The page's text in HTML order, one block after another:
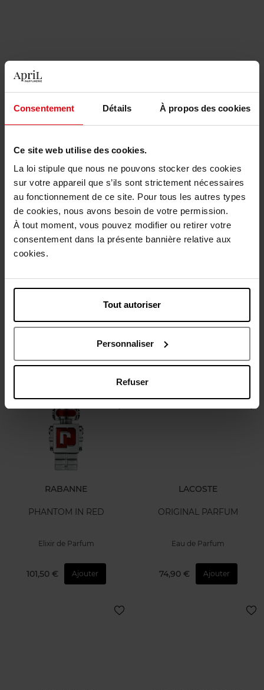
Consentement Détails À propos des cookies
Ce site web utilise des cookies.
La loi stipule que nous ne pouvons stocker des cookies
sur votre appareil que s’ils sont strictement nécessaires
au fonctionnement de ce site. Pour tous les autres types
de cookies, nous avons besoin de votre permission.
À tout moment, vous pouvez modifier ou retirer votre
consentement dans la présente bannière relative aux
cookies.
Tout autoriser
Personnaliser
Refuser
Stronger With You
106,90 € Ajouter
Y Iced Cologne Eau de
117,50 € Ajouter
RABANNE
PHANTOM IN RED
Elixir de Parfum
101,50 € Ajouter
LACOSTE
ORIGINAL PARFUM
Eau de Parfum
74,90 € Ajouter